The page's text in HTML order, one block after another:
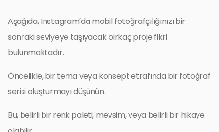
Aşağıda, Instagram’da mobil fotoğrafçılığınızı bir
sonraki seviyeye taşıyacak birkaç proje fikri
bulunmaktadır.
Öncelikle, bir tema veya konsept etrafında bir fotoğraf
serisi oluşturmayı düşünün.
Bu, belirli bir renk paleti, mevsim, veya belirli bir hikaye